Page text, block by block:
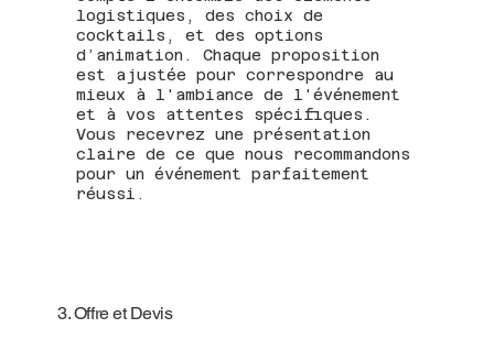
logistiques, des choix de
cocktails, et des options
d’animation. Chaque proposition
est ajustée pour correspondre au
mieux à l'ambiance de l'événement
et à vos attentes spécifiques.
Vous recevrez une présentation
claire de ce que nous recommandons
pour un événement parfaitement
réussi.
3. Offre et Devis